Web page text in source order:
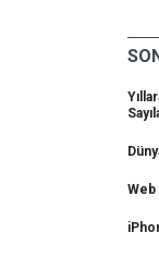
Web